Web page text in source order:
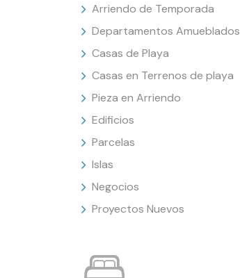
Arriendo de Temporada
Departamentos Amueblados
Casas de Playa
Casas en Terrenos de playa
Pieza en Arriendo
Edificios
Parcelas
Islas
Negocios
Proyectos Nuevos